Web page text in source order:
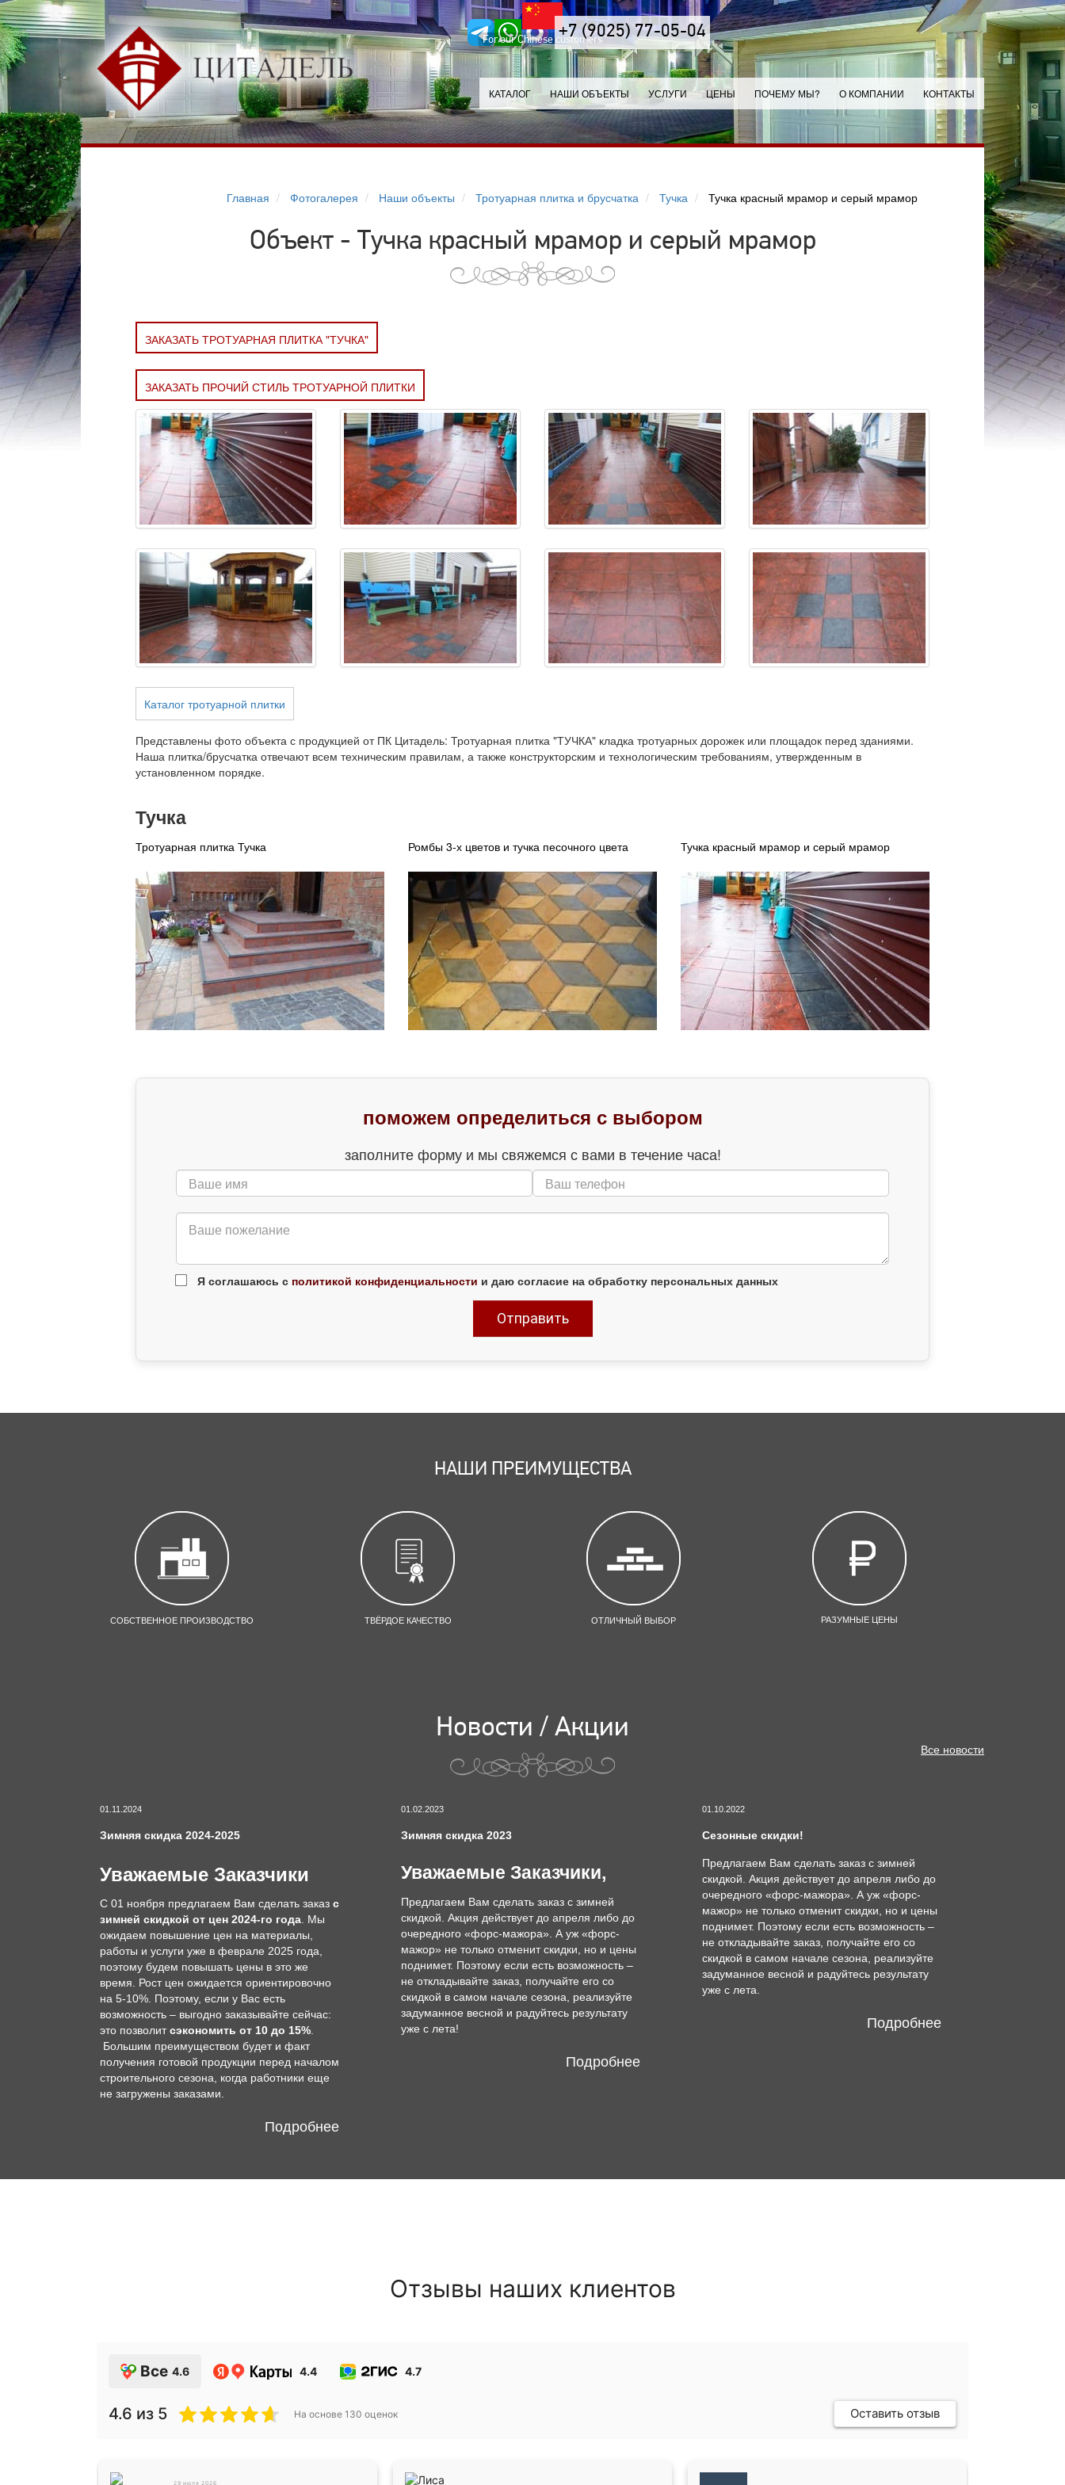
For our Chinese customers+7 (9025) 77-05-04
КАТАЛОГ НАШИ ОБЪЕКТЫ УСЛУГИ ЦЕНЫ ПОЧЕМУ МЫ? О КОМПАНИИ КОНТАКТЫ
Главная Фотогалерея Наши объекты Тротуарная плитка и брусчатка Тучка Тучка красный мрамор и серый мрамор
Объект - Тучка красный мрамор и серый мрамор
ЗАКАЗАТЬ ТРОТУАРНАЯ ПЛИТКА "ТУЧКА"
ЗАКАЗАТЬ ПРОЧИЙ СТИЛЬ ТРОТУАРНОЙ ПЛИТКИ
Каталог тротуарной плитки
Представлены фото объекта с продукцией от ПК Цитадель: Тротуарная плитка "ТУЧКА" кладка тротуарных дорожек или площадок перед зданиями.
Наша плитка/брусчатка отвечают всем техническим правилам, а также конструкторским и технологическим требованиям, утвержденным в
установленном порядке.
Тучка
Тротуарная плитка Тучка Ромбы 3-х цветов и тучка песочного цвета Тучка красный мрамор и серый мрамор
поможем определиться с выбором
заполните форму и мы свяжемся с вами в течение часа!
Я соглашаюсь с политикой конфиденциальности и даю согласие на обработку персональных данных
НАШИ ПРЕИМУЩЕСТВА
СОБСТВЕННОЕ ПРОИЗВОДСТВО ТВЁРДОЕ КАЧЕСТВО ОТЛИЧНЫЙ ВЫБОР РАЗУМНЫЕ ЦЕНЫ
Новости / Акции
Все новости
01.11.2024
Зимняя скидка 2024-2025
Уважаемые Заказчики
С 01 ноября предлагаем Вам сделать заказ с
зимней скидкой от цен 2024-го года. Мы
ожидаем повышение цен на материалы,
работы и услуги уже в феврале 2025 года,
поэтому будем повышать цены в это же
время. Рост цен ожидается ориентировочно
на 5-10%. Поэтому, если у Вас есть
возможность – выгодно заказывайте сейчас:
это позволитсэкономить от 10 до 15%.
Большим преимуществом будет и факт
получения готовой продукции перед началом
строительного сезона, когда работники еще
не загружены заказами.
Подробнее
01.02.2023
Зимняя скидка 2023
Уважаемые Заказчики,
Предлагаем Вам сделать заказ с зимней
скидкой. Акция действует до апреля либо до
очередного «форс-мажора». А уж «форс-
мажор» не только отменит скидки, но и цены
поднимет. Поэтому если есть возможность –
не откладывайте заказ, получайте его со
скидкой в самом начале сезона, реализуйте
задуманное весной и радуйтесь результату
уже с лета!
Подробнее
01.10.2022
Сезонные скидки!
Предлагаем Вам сделать заказ с зимней
скидкой. Акция действует до апреля либо до
очередного «форс-мажора». А уж «форс-
мажор» не только отменит скидки, но и цены
поднимет. Поэтому если есть возможность –
не откладывайте заказ, получайте его со
скидкой в самом начале сезона, реализуйте
задуманное весной и радуйтесь результату
уже с лета.
Подробнее
Отзывы наших клиентов
Все 4.6 4.4 4.7
4.6 из 5 На основе 130 оценок Оставить отзыв